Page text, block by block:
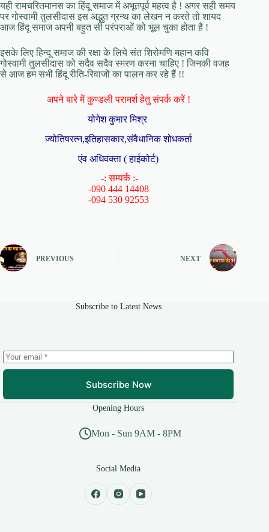
यही रामचरितमानस का हिंदू समाज में अभूतपूर्व महत्व है ! अगर सही समय
पर गोस्वामी तुलसीदास इस अद्भुत ग्रन्थ का लेखन न करते तो शायद
आज हिंदू समाज अपनी बहुत सी परंपराओं को भूल चुका होता है !
इसके लिए हिन्दू समाज की रक्षा के लिये संत शिरोमणि महान कवि
गोस्वामी तुलसीदास को सदैव सदैव स्मरण करना चाहिए ! जिनकी वजह
से आज हम सभी हिंदू रीति-रिवाजों का पालन कर रहे हैं !!
अपने बारे में कुण्डली परामर्श हेतु संपर्क करें !
योगेश कुमार मिश्र
ज्योतिषरत्न,इतिहासकार,संवैधानिक शोधकर्ता
एंव अधिवक्ता ( हाईकोर्ट)
-: सम्पर्क :-
-090 444 14408
-094 530 92553
PREVIOUS NEXT
Subscribe to Latest News
Subscribe Now
Opening Hours
Mon - Sun 9AM - 8PM
Social Media